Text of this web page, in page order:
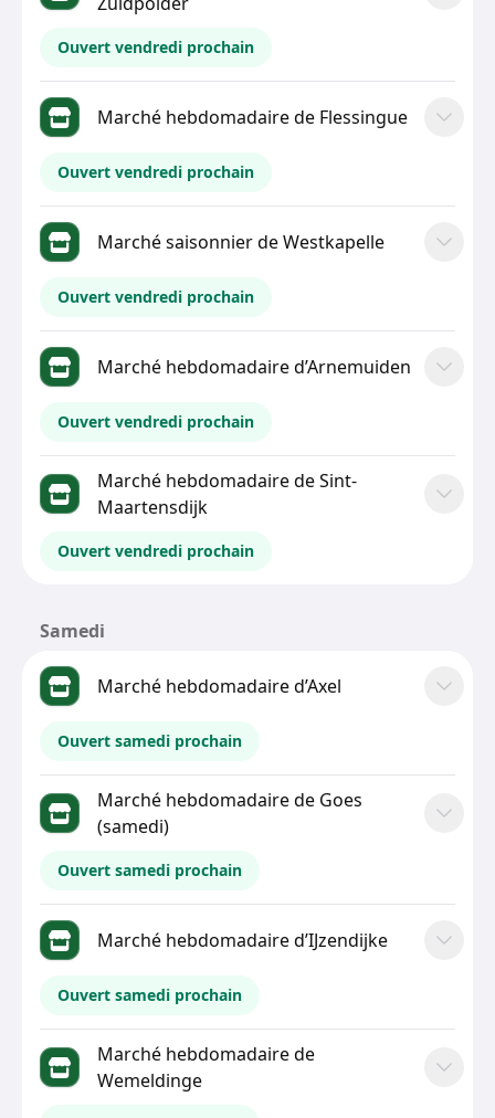
Ouvert vendredi prochain
Marché hebdomadaire de Flessingue
Ouvert vendredi prochain
Marché saisonnier de Westkapelle
Ouvert vendredi prochain
Marché hebdomadaire d’Arnemuiden
Ouvert vendredi prochain
Marché hebdomadaire de Sint-
Maartensdijk
Ouvert vendredi prochain
Samedi
Marché hebdomadaire d’Axel
Ouvert samedi prochain
Marché hebdomadaire de Goes
(samedi)
Ouvert samedi prochain
Marché hebdomadaire d’IJzendijke
Ouvert samedi prochain
Marché hebdomadaire de
Wemeldinge